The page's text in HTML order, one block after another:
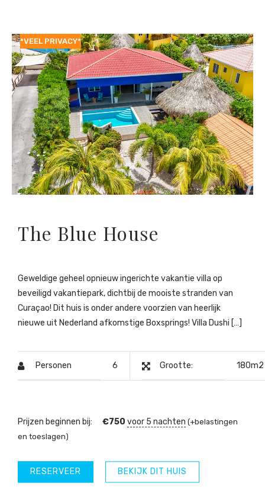
*VEEL PRIVACY*
The Blue House
Geweldige geheel opnieuw ingerichte vakantie villa op
beveiligd vakantiepark, dichtbij de mooiste stranden van
Curaçao! Dit huis is onder andere voorzien van heerlijk
nieuwe uit Nederland afkomstige Boxsprings! Villa Dushi […]
Personen 6 Grootte: 180m2
Prijzen beginnen bij: €750 voor 5 nachten (+belastingen
en toeslagen)
BEKIJK DIT HUIS
RESERVEER